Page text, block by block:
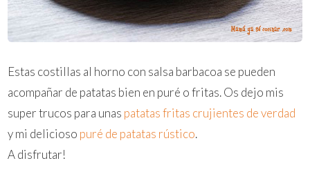
Estas costillas al horno con salsa barbacoa se pueden
acompañar de patatas bien en puré o fritas. Os dejo mis
super trucos para unas patatas fritas crujientes de verdad
y mi delicioso puré de patatas rústico.
A disfrutar!